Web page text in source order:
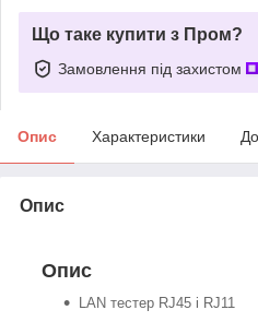
Що таке купити з Пром?
Замовлення під захистом
Опис Характеристики
Опис
Опис
LAN тестер RJ45 і RJ11